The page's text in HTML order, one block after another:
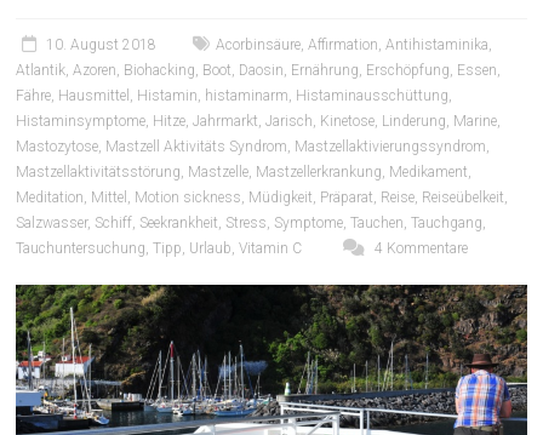
10. August 2018 Acorbinsäure,Affirmation,Antihistaminika,
Atlantik,Azoren, Biohacking, Boot, Daosin, Ernährung, Erschöpfung, Essen,
Fähre, Hausmittel , Histamin, histaminarm, Histaminausschüttung,
Histaminsymptome, Hitze,Jahrmarkt,Jarisch, Kinetose, Linderung, Marine,
Mastozytose, Mastzell Aktivitäts Syndrom, Mastzellaktivierungssyndrom,
Mastzellaktivitätsstörung, Mastzelle, Mastzellerkrankung, Medikament,
Meditation, Mittel , Motion sickness, Müdigkeit, Präparat, Reise, Reiseübelkeit,
Salzwasser, Schiff, Seekrankheit, Stress, Symptome,Tauchen,Tauchgang,
Tauchuntersuchung,Tipp, Urlaub,Vitamin C 4 Kommentare